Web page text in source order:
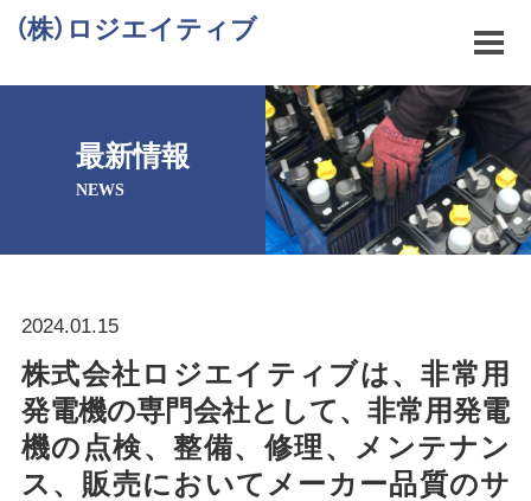
（株）ロジエイティブ
最新情報
NEWS
2024.01.15
株式会社ロジエイティブは、非常用
発電機の専門会社として、非常用発電
機の点検、整備、修理、メンテナン
ス、販売においてメーカー品質のサ